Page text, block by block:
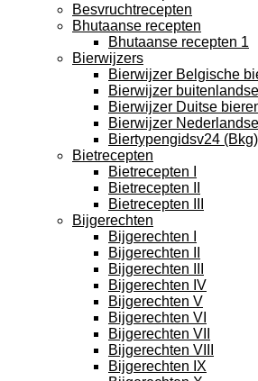
Besvruchtrecepten
Bhutaanse recepten
Bhutaanse recepten 1
Bierwijzers
Bierwijzer Belgische
Bierwijzer
Bierwijzer Duitse
Bierwijzer
Biertypengidsv24 (Bkg)
Bietrecepten
Bietrecepten I
Bietrecepten II
Bietrecepten III
Bijgerechten
Bijgerechten I
Bijgerechten II
Bijgerechten III
Bijgerechten IV
Bijgerechten V
Bijgerechten VI
Bijgerechten VII
Bijgerechten VIII
Bijgerechten IX